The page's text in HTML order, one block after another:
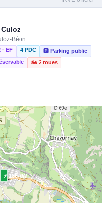
Culoz
Béon
· EF 4 PDC
🅿️ Parking public
🏍️ 2 roues
· EF 5 PDC
gratuite
CB acceptée
⚡ 180 kW